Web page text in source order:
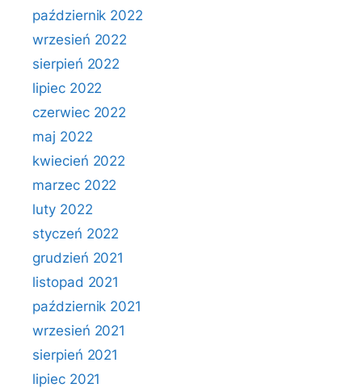
październik 2022
wrzesień 2022
sierpień 2022
lipiec 2022
czerwiec 2022
maj 2022
kwiecień 2022
marzec 2022
luty 2022
styczeń 2022
grudzień 2021
listopad 2021
październik 2021
wrzesień 2021
sierpień 2021
lipiec 2021